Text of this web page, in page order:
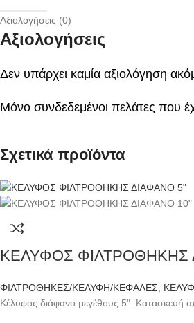
Αξιολογήσεις (0)
Αξιολογήσεις
Δεν υπάρχει καμία αξιολόγηση
Μόνο συνδεδεμένοι πελάτες που
Σχετικά προϊόντα
ΚΕΛΥΦΟΣ ΦΙΛΤΡΟΘΗΚΗΣ
ΦΙΛΤΡΟΘΗΚΕΣ/ΚΕΛΥΦΗ/ΚΕΦΑΛΕΣ
Κέλυφος διάφανο μεγέθους 5". Κατασκευή